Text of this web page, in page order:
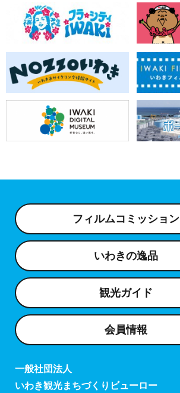
フィルムコミッション
いわきの逸品
観光ガイド
会員情報
一般社団法人
いわき観光まちづくりビューロー